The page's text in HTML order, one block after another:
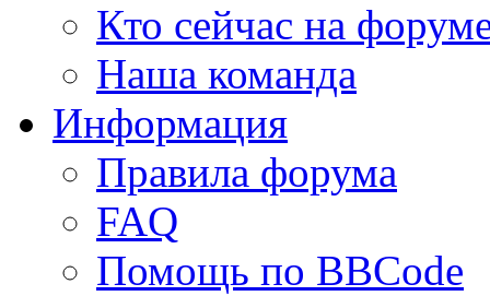
Кто сейчас на
Наша команда
Информация
Правила форума
FAQ
Помощь по BBCode